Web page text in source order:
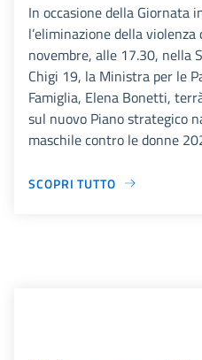
In occasione della Giornata
l’eliminazione della
novembre, alle 17.30, nella
Chigi 19, la Ministra per le
Famiglia, Elena Bonetti,
sul nuovo Piano strategico
maschile contro le donne
SCOPRI TUTTO